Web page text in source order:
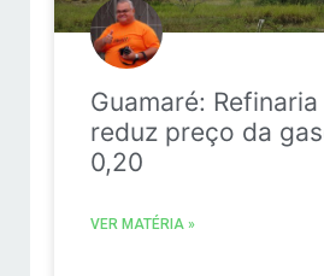
Guamaré:
reduz preço da
0,20
VER MATÉRIA »